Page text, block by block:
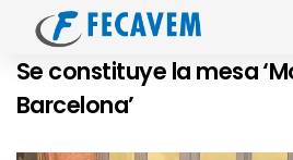
Skip
links
primary
navigation
Se constituye la mesa
Barcelona’